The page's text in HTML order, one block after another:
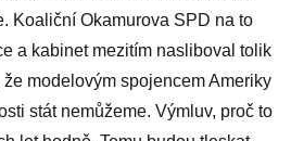
Koaliční Okamurova SPD na to
a kabinet mezitím nasliboval tolik
modelovým spojencem Ameriky
stát nemůžeme. Výmluv, proč to